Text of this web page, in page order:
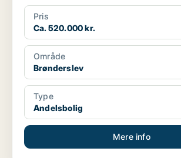
Pris
Ca. 520.000 kr.
Område
Brønderslev
Type
Andelsbolig
Mere info